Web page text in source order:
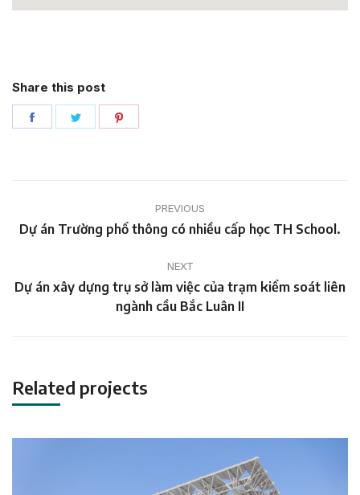
Share this post
Share
Share
navigation
PREVIOUS
Previous
Dự án Trường phổ thông có nhiều cấp học TH School.
NEXT
Next
project:
Dự án xây dựng trụ sở làm việc của trạm kiểm soát liên
ngành cầu Bắc Luân II
Related projects